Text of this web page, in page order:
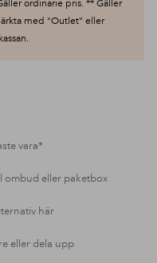
ordinarie pris. ** Gäller
med "Outlet" eller
vara*
ombud eller paketbox
här
eller dela upp